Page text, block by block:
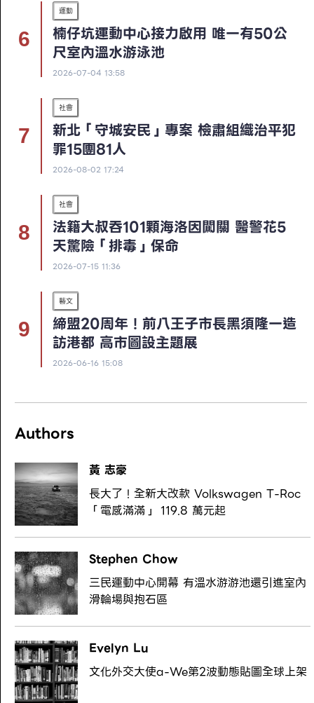
運動
楠仔坑運動中心接力啟用 唯一有50公
尺室內溫水游泳池
2026-07-04 13:58
社會
新北「守城安民」專案 檢肅組織治平犯
罪15團81人
2026-08-02 17:24
社會
法籍大叔吞101顆海洛因闖關 醫警花5
天驚險「排毒」保命
2026-07-15 11:36
藝文
締盟20周年！前八王子市長黑須隆一造
訪港都 高市圖設主題展
2026-06-16 15:08
Authors
黃 志豪
長大了！全新大改款 Volkswagen T-Roc
「電感滿滿」 119.8 萬元起
Stephen Chow
三民運動中心開幕 有溫水游游池還引進室內
滑輪場與抱石區
Evelyn Lu
文化外交大使a-We第2波動態貼圖全球上架